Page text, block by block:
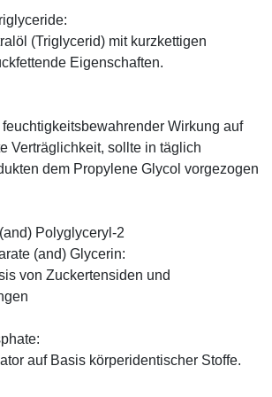
(Triglycerid) mit kurzkettigen
Eigenschaften.
feuchtigkeitsbewahrender Wirkung auf
Verträglichkeit, sollte in täglich
dem Propylene Glycol vorgezogen
Polyglyceryl-2
(and) Glycerin:
von Zuckertensiden und
auf Basis körperidentischer Stoffe.